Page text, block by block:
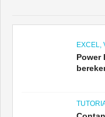
EXCEL,
Power